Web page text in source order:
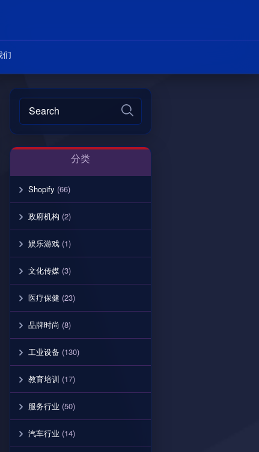
们
分类
Shopify (66)
政府机构 (2)
娱乐游戏 (1)
文化传媒 (3)
医疗保健 (23)
品牌时尚 (8)
工业设备 (130)
教育培训 (17)
服务行业 (50)
汽车行业 (14)